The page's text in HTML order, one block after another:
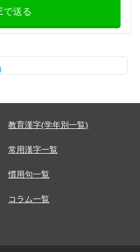
で送る
教育漢字(学年別一覧)
常用漢字一覧
慣用句一覧
コラム一覧